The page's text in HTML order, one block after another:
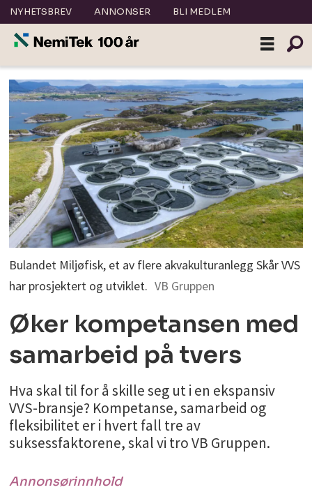
NYHETSBREV ANNONSER BLI MEDLEM
Bulandet Miljøfisk, et av flere akvakulturanlegg Skår VVS
har prosjektert og utviklet. VB Gruppen
Øker kompetansen med
samarbeid på tvers
Hva skal til for å skille seg ut i en ekspansiv
VVS-bransje? Kompetanse, samarbeid og
fleksibilitet er i hvert fall tre av
suksessfaktorene, skal vi tro VB Gruppen.
Annonsørinnhold